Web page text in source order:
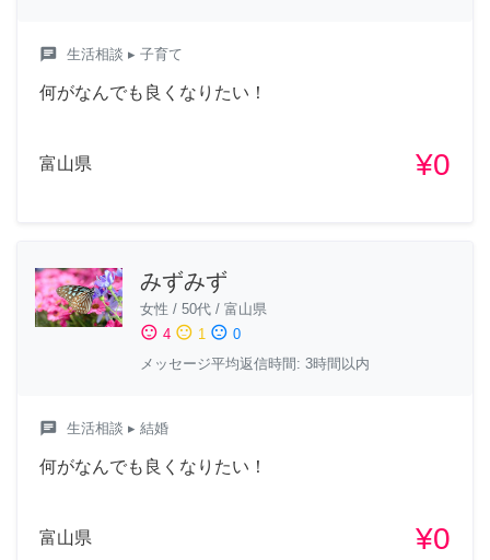
chat 生活相談 ▸ 子育て
何がなんでも良くなりたい！
富山県 ¥0
みずみず
女性 / 50代 / 富山県
sentiment_satisfied 4 sentiment_neutral 1 sentiment_dissatisfied 0
メッセージ平均返信時間: 3時間以内
chat 生活相談 ▸ 結婚
何がなんでも良くなりたい！
富山県 ¥0